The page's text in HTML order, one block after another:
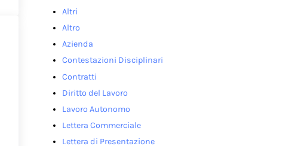
Altri
Altro
Azienda
Contestazioni Disciplinari
Contratti
Diritto del Lavoro
Lavoro Autonomo
Lettera Commerciale
Lettera di Presentazione